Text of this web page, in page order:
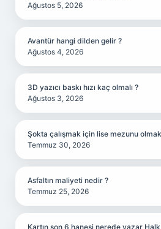
Ağustos 5, 2026
Avantür hangi dilden gelir ?
Ağustos 4, 2026
3D yazıcı baskı hızı kaç olmalı ?
Ağustos 3, 2026
Şokta çalışmak için lise mezunu
Temmuz 30, 2026
Asfaltın maliyeti nedir ?
Temmuz 25, 2026
Kartın son 6 hanesi nerede yazar